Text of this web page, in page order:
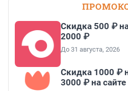
Скидка 500 ₽
2000 ₽
До 31 августа, 2026
Скидка 1000 ₽
3000 ₽ на